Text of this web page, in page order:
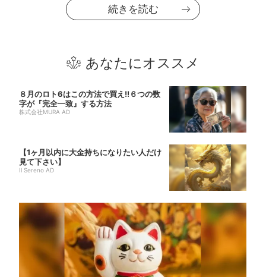
続きを読む
あなたにオススメ
８月のロト6はこの方法で買え!!６つの数
字が『完全一致』する方法
株式会社MURA AD
【1ヶ月以内に大金持ちになりたい人だけ
見て下さい】
Il Sereno AD